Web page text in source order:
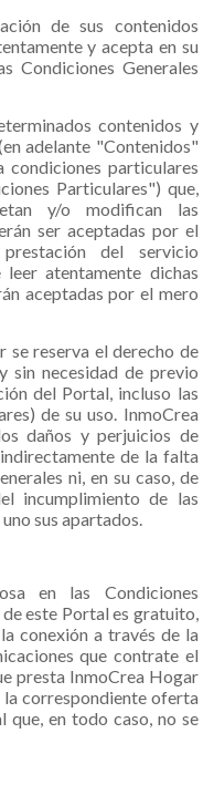
de sus contenidos
y acepta en su
Condiciones Generales
contenidos y
adelante "Contenidos"
condiciones particulares
Particulares") que,
y/o modifican las
ser aceptadas por el
del servicio
atentamente dichas
aceptadas por el mero
se reserva el derecho de
sin necesidad de previo
del Portal, incluso las
de su uso. InmoCrea
daños y perjuicios de
de la falta
ni, en su caso, de
incumplimiento de las
sus apartados.
en las Condiciones
este Portal es gratuito,
conexión a través de la
que contrate el
presta InmoCrea Hogar
la correspondiente oferta
que, en todo caso, no se